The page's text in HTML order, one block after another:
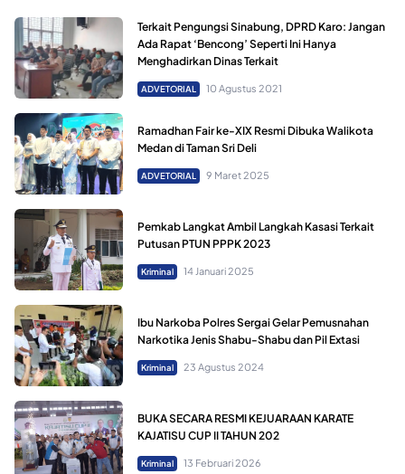
Terkait Pengungsi Sinabung, DPRD Karo: Jangan
Ada Rapat ‘Bencong’ Seperti Ini Hanya
Menghadirkan Dinas Terkait
ADVETORIAL 10 Agustus 2021
Ramadhan Fair ke-XIX Resmi Dibuka Walikota
Medan di Taman Sri Deli
ADVETORIAL 9 Maret 2025
Pemkab Langkat Ambil Langkah Kasasi Terkait
Putusan PTUN PPPK 2023
Kriminal 14 Januari 2025
Ibu Narkoba Polres Sergai Gelar Pemusnahan
Narkotika Jenis Shabu-Shabu dan Pil Extasi
Kriminal 23 Agustus 2024
BUKA SECARA RESMI KEJUARAAN KARATE
KAJATISU CUP II TAHUN 202
Kriminal 13 Februari 2026